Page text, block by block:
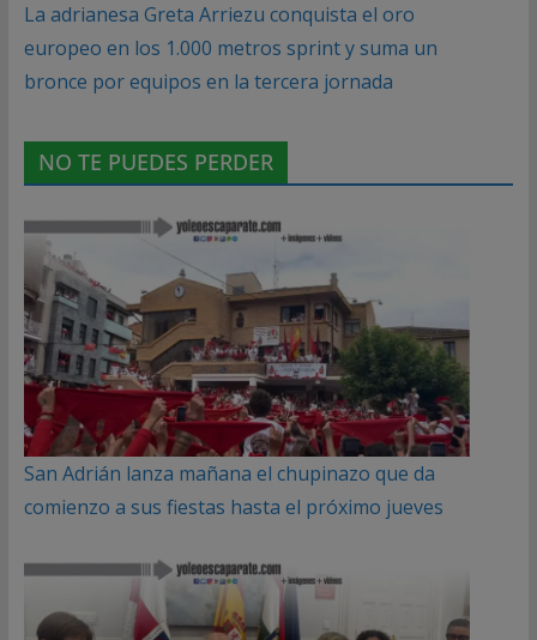
La adrianesa Greta Arriezu conquista el oro
europeo en los 1.000 metros sprint y suma un
bronce por equipos en la tercera jornada
NO TE PUEDES PERDER
San Adrián lanza mañana el chupinazo que da
comienzo a sus fiestas hasta el próximo jueves